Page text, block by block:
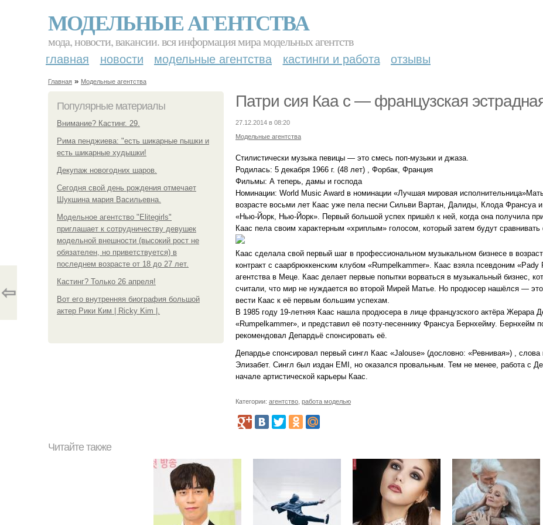
МОДЕЛЬНЫЕ АГЕНТСТВА
мода, новости, вакансии. вся информация мира модельных агентств
главная новости модельные агентства кастинги и работа отзывы
Главная » Модельные агентства
Популярные материалы
Внимание? Кастинг. 29.
Рима пенджиева: "есть шикарные пышки и
есть шикарные худышки!
Декупаж новогодних шаров.
Сегодня свой день рождения отмечает
Шукшина мария Васильевна.
Модельное агентство "Elitegirls"
приглашает к сотрудничеству девушек
модельной внешности (высокий рост не
обязателен, но приветствуется) в
последнем возрасте от 18 до 27 лет.
Кастинг? Только 26 апреля!
Вот его внутренняя биография большой
актер Рики Ким | Ricky Kim |.
Патри сия Каа с — французская
27.12.2014 в 08:20
Модельные агентства
Стилистически музыка певицы — это смесь поп-музыки и джаза.
Родилась: 5 декабря 1966 г. (48 лет) , Форбак, Франция
Фильмы: А теперь, дамы и господа
Номинации: World Music Award в номинации «Лучшая мировая
возрасте восьми лет Каас уже пела песни Сильви Вартан, Далиды, Клода Франсуа
«Нью-Йорк, Нью-Йорк». Первый большой успех пришёл к ней, когда она получила
Каас пела своим характерным «хриплым» голосом, который затем будут
Каас сделала свой первый шаг в профессиональном музыкальном бизнесе в
контракт с саарбрюккенским клубом «Rumpelkammer». Каас взяла псевдоним
агентства в Меце. Каас делает первые попытки ворваться в музыкальный бизнес,
считали, что мир не нуждается во второй Мирей Матье. Но продюсер нашёлся —
вести Каас к её первым большим успехам.
В 1985 году 19-летняя Каас нашла продюсера в лице французского актёра Жерара
«Rumpelkammer», и представил её поэту-песеннику Франсуа Бернхейму. Бернхейм
рекомендовал Депардьё спонсировать её.
Депардье спонсировал первый сингл Каас «Jalouse» (дословно: «Ревнивая») ,
Элизабет. Сингл был издан EMI, но оказался провальным. Тем не менее, работа с
начале артистической карьеры Каас.
Категории: агентство работа моделью
⇦
Читайте также